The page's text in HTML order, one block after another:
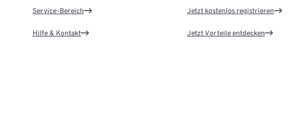
Service-Bereich
Hilfe & Kontakt
Jetzt kostenlos registrieren
Jetzt Vorteile entdecken